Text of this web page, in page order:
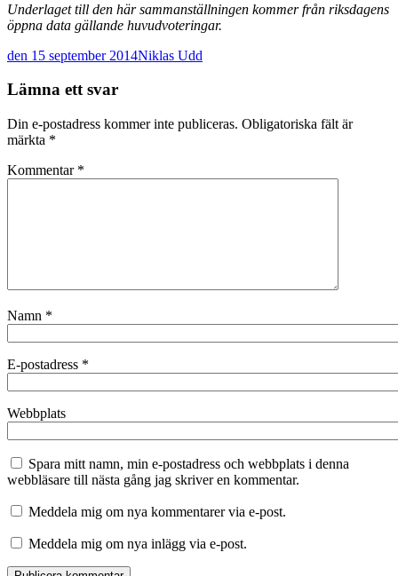
Underlaget till den här sammanställningen kommer från riksdagens
öppna data gällande huvudvoteringar.
den 15 september 2014Niklas Udd
navigation
Lämna ett svar
Din e-postadress kommer inte publiceras. Obligatoriska fält är
märkta *
Kommentar *
Namn *
E-postadress *
Webbplats
Spara mitt namn, min e-postadress och webbplats i denna
webbläsare till nästa gång jag skriver en kommentar.
Meddela mig om nya kommentarer via e-post.
Meddela mig om nya inlägg via e-post.